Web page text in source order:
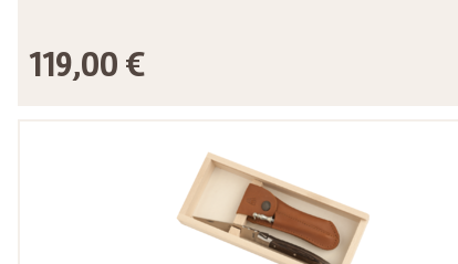
119,00 €